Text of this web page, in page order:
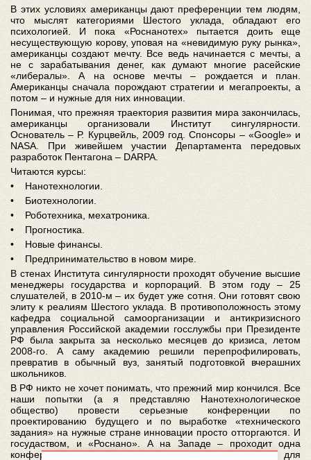
В этих условиях американцы дают преференции тем людям,
что мыслят категориями Шестого уклада, обладают его
психологией. И пока «Роснанотех» пытается доить еще
несуществующую корову, уповая на «невидимую руку рынка»,
американцы создают мечту. Все ведь начинается с мечты, а
не с зарабатывания денег, как думают многие расейские
«либералы». А на основе мечты – рождается и план.
Американцы сначала порождают стратегии и мегапроекты, а
потом – и нужные для них инновации.
Понимая, что прежняя траектория развития мира закончилась,
американцы организовали Институт сингулярности.
Основатель – Р. Курцвейль, 2009 год. Спонсоры – «Google» и
NASA. При живейшем участии Департамента передовых
разработок Пентагона – DARPA.
Читаются курсы:
• Нанотехнологии.
• Биотехнологии.
• Роботехника, мехатроника.
• Прогностика.
• Новые финансы.
• Предпринимательство в новом мире.
В стенах Института сингулярности проходят обучение высшие
менеджеры государства и корпораций. В этом году – 25
слушателей, в 2010-м – их будет уже сотня. Они готовят свою
элиту к реалиям Шестого уклада. В противоположность этому
кафедра социальной самоорганизации и антикризисного
управления Российской академии госслужбы при Президенте
РФ была закрыта за несколько месяцев до кризиса, летом
2008-го. А саму академию решили перепрофилировать,
превратив в обычный вуз, занятый подготовкой вчерашних
школьников.
В РФ никто не хочет понимать, что прежний мир кончился. Все
наши попытки (а я представляю Нанотехнологическое
общество) провести серьезные конференции по
проектированию будущего и по выработке «технического
задания» на нужные стране инновации просто отторгаются. И
госудаством, и «Роснано». А на Западе – проходит одна
конференция за другой… Малинецкий убежден, что для